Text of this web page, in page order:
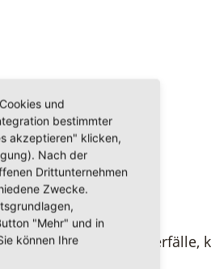
tosende Wasserfälle,
und
bestimmter
akzeptieren" klicken,
Nach der
Drittunternehmen
Zwecke.
"Mehr" und in
können Ihre